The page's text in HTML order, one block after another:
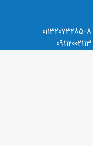
01132073285-8
09112002113